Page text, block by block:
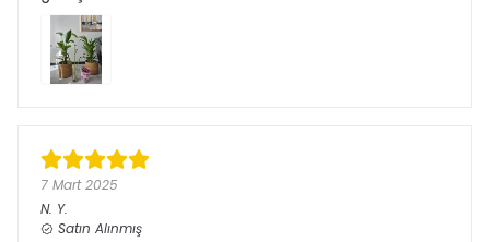
7 Mart 2025
N. Y.
Satın Alınmış